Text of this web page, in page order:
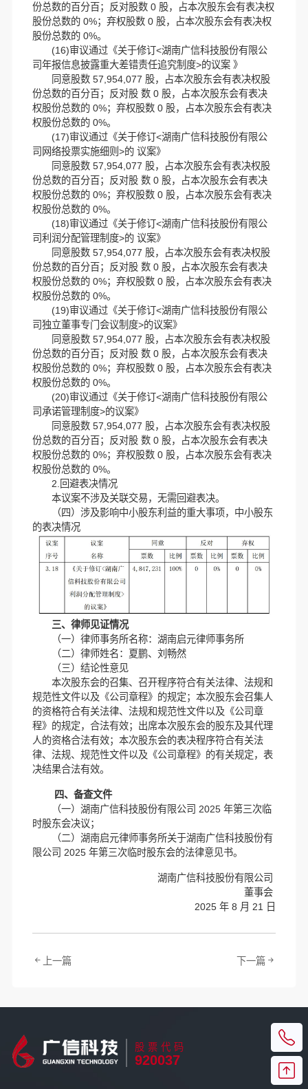
份总数的百分百；反对股数 0 股，占本次股东会有表决权
股份总数的 0%；弃权股数 0 股，占本次股东会有表决权
股份总数的 0%。
(16)审议通过《关于修订<湖南广信科技股份有限公
司年报信息披露重大差错责任追究制度>的议案 》
同意股数 57,954,077 股，占本次股东会有表决权股
份总数的百分百；反对股 数 0 股，占本次股东会有表决
权股份总数的 0%；弃权股数 0 股，占本次股东会有表决
权股份总数的 0%。
(17)审议通过《关于修订<湖南广信科技股份有限公
司网络投票实施细则>的 议案》
同意股数 57,954,077 股，占本次股东会有表决权股
份总数的百分百；反对股 数 0 股，占本次股东会有表决
权股份总数的 0%；弃权股数 0 股，占本次股东会有表决
权股份总数的 0%。
(18)审议通过《关于修订<湖南广信科技股份有限公
司利润分配管理制度>的 议案》
同意股数 57,954,077 股，占本次股东会有表决权股
份总数的百分百；反对股 数 0 股，占本次股东会有表决
权股份总数的 0%；弃权股数 0 股，占本次股东会有表决
权股份总数的 0%。
(19)审议通过《关于修订<湖南广信科技股份有限公
司独立董事专门会议制度>的议案》
同意股数 57,954,077 股，占本次股东会有表决权股
份总数的百分百；反对股 数 0 股，占本次股东会有表决
权股份总数的 0%；弃权股数 0 股，占本次股东会有表决
权股份总数的 0%。
(20)审议通过《关于修订<湖南广信科技股份有限公
司承诺管理制度>的议案》
同意股数 57,954,077 股，占本次股东会有表决权股
份总数的百分百；反对股 数 0 股，占本次股东会有表决
权股份总数的 0%；弃权股数 0 股，占本次股东会有表决
权股份总数的 0%。
2.回避表决情况
本议案不涉及关联交易，无需回避表决。
（四）涉及影响中小股东利益的重大事项，中小股东
的表决情况
三、律师见证情况
（一）律师事务所名称：湖南启元律师事务所
（二）律师姓名：夏鹏、刘畅然
（三）结论性意见
本次股东会的召集、召开程序符合有关法律、法规和
规范性文件以及《公司章程》的规定；本次股东会召集人
的资格符合有关法律、法规和规范性文件以及《公司章
程》的规定，合法有效；出席本次股东会的股东及其代理
人的资格合法有效；本次股东会的表决程序符合有关法
律、法规、规范性文件以及《公司章程》的有关规定，表
决结果合法有效。
四、备查文件
（一）湖南广信科技股份有限公司 2025 年第三次临
时股东会决议；
（二）湖南启元律师事务所关于湖南广信科技股份有
限公司 2025 年第三次临时股东会的法律意见书。
湖南广信科技股份有限公司
董事会
2025 年 8 月 21 日
上一篇 下一篇
股票代码
920037